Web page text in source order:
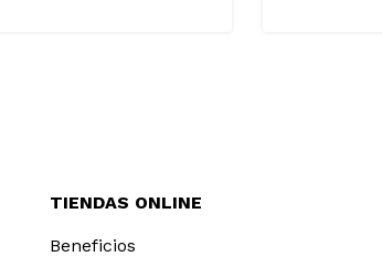
TIENDAS ONLINE
Beneficios